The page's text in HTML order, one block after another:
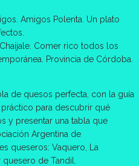
Amigos Polenta. Un plato
Comer rico todos los
Provincia de Córdoba.
de quesos perfecta, con la guía
para descubrir qué
y presentar una tabla que
Argentina de
queseros: Vaquero, La
de Tandil.